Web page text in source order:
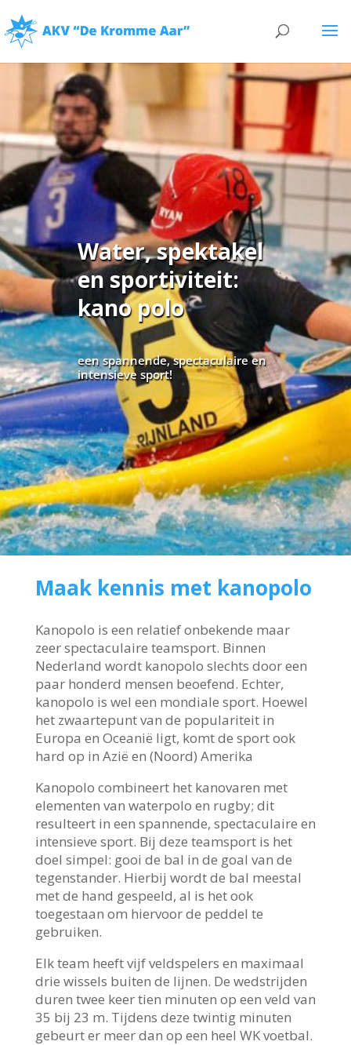
Water, spektakel
en sportiviteit:
kano polo
een spannende, spectaculaire en
intensieve sport!
Maak kennis met kanopolo
Kanopolo is een relatief onbekende maar
zeer spectaculaire teamsport. Binnen
Nederland wordt kanopolo slechts door een
paar honderd mensen beoefend. Echter,
kanopolo is wel een mondiale sport. Hoewel
het zwaartepunt van de populariteit in
Europa en Oceanië ligt, komt de sport ook
hard op in Azië en (Noord) Amerika
Kanopolo combineert het kanovaren met
elementen van waterpolo en rugby; dit
resulteert in een spannende, spectaculaire en
intensieve sport. Bij deze teamsport is het
doel simpel: gooi de bal in de goal van de
tegenstander. Hierbij wordt de bal meestal
met de hand gespeeld, al is het ook
toegestaan om hiervoor de peddel te
gebruiken.
Elk team heeft vijf veldspelers en maximaal
drie wissels buiten de lijnen. De wedstrijden
duren twee keer tien minuten op een veld van
35 bij 23 m. Tijdens deze twintig minuten
gebeurt er meer dan op een heel WK voetbal.